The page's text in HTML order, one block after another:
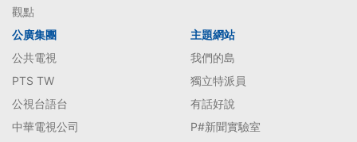
觀點
公廣集團
公共電視
PTS TW
公視台語台
中華電視公司
主題網站
我們的島
獨立特派員
有話好說
P#新聞實驗室